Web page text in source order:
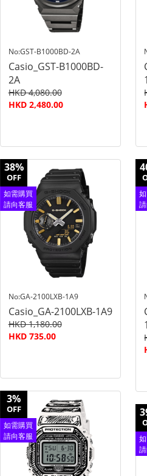
No:GST-B1000BD-2A
Casio_GST-B1000BD-
2A
HKD 4,080.00
HKD 2,480.00
38%
OFF
如需購買
請向客服
查詢
No:GA-2100LXB-1A9
Casio_GA-2100LXB-1A9
HKD 1,180.00
HKD 735.00
3%
OFF
如需購買
請向客服